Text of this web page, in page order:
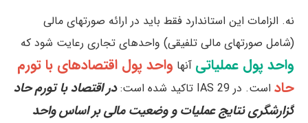
نه. الزامات این استاندارد فقط باید در ارائه صورتهای مالی
(شامل صورتهای مالی تلفیقی) واحدهای تجاری رعایت شود که
واحد پول عملیاتیآنهاواحد پول اقتصادهای با تورم
حاداست. در IAS 29 تاکید شده است:
در اقتصاد با تورم حاد
گزارشگری نتایج عملیات و وضعیت مالی بر اساس واحد